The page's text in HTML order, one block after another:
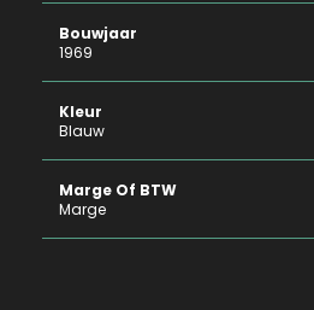
Bouwjaar
1969
Kleur
Blauw
Marge Of BTW
Marge